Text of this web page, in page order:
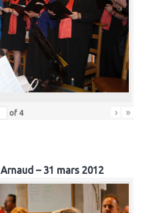
of 4 › »
– 31 mars 2012